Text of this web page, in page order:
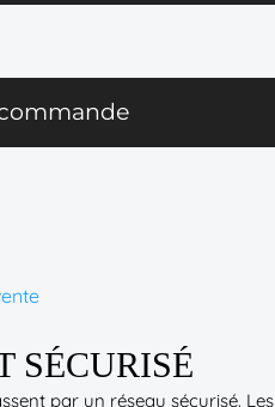
SÉCURISÉ
par un réseau sécurisé. Les